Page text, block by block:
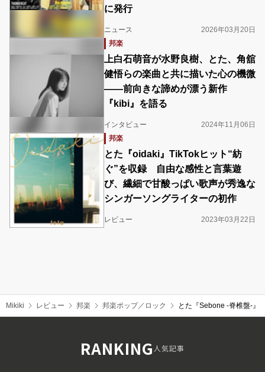
に発行
ニュース
2026年03月20日
邦楽
上白石萌音が水野良樹、とた、角舘
健悟らの楽曲と共に描いた心の機微
――前向きな諦めが漂う新作
『kibi』を語る
インタビュー
2024年11月06日
邦楽
とた『oidaki』TikTokヒット“紡
ぐ”を収録 自由な感性と言葉遊
び、繊細で甘酸っぱい歌声が秀逸な
シンガーソングライターの初作
レビュー 2023年03月22日
Mikiki レビュー 邦楽 邦楽ポップ／ロック とた『Sebone -脊椎盤-』
RANKING人気記事